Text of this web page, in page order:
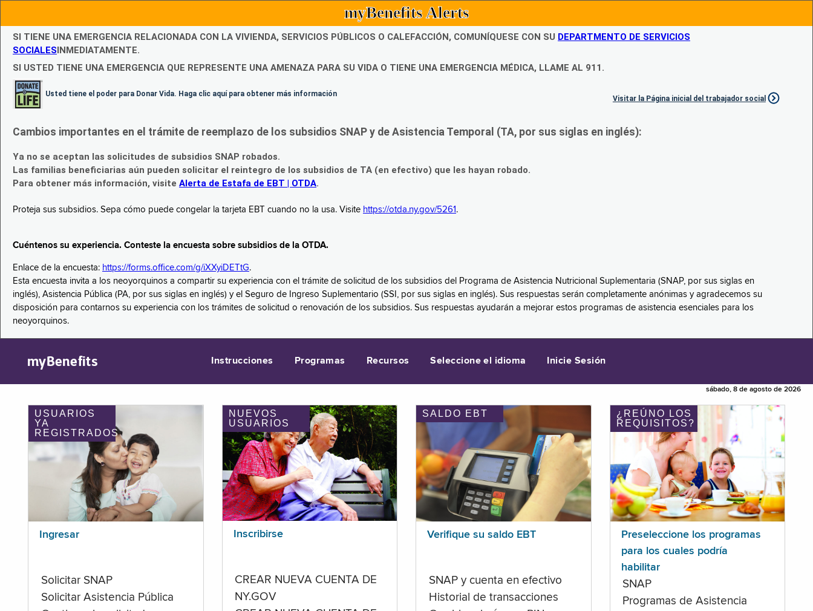
myBenefits Alerts
SI TIENE UNA EMERGENCIA RELACIONADA CON LA VIVIENDA, SERVICIOS PÚBLICOS O CALEFACCIÓN, COMUNÍQUESE CON SU DEPARTMENTO DE SERVICIOS
SOCIALESINMEDIATAMENTE.
SI USTED TIENE UNA EMERGENCIA QUE REPRESENTE UNA AMENAZA PARA SU VIDA O TIENE UNA EMERGENCIA MÉDICA, LLAME AL 911.
Usted tiene el poder para Donar Vida. Haga clic aquí para obtener más información
Visitar la Página inicial del trabajador social
Cambios importantes en el trámite de reemplazo de los subsidios SNAP y de Asistencia Temporal (TA, por sus siglas en inglés):
Ya no se aceptan las solicitudes de subsidios SNAP robados.
Las familias beneficiarias aún pueden solicitar el reintegro de los subsidios de TA (en efectivo) que les hayan robado.
Para obtener más información, visite Alerta de Estafa de EBT | OTDA.
Proteja sus subsidios. Sepa cómo puede congelar la tarjeta EBT cuando no la usa. Visite https://otda.ny.gov/5261 .
Cuéntenos su experiencia. Conteste la encuesta sobre subsidios de la OTDA.
Enlace de la encuesta: https://forms.office.com/g/iXXyiDETtG.
Esta encuesta invita a los neoyorquinos a compartir su experiencia con el trámite de solicitud de los subsidios del Programa de Asistencia Nutricional Suplementaria (SNAP, por sus siglas en
inglés), Asistencia Pública (PA, por sus siglas en inglés) y el Seguro de Ingreso Suplementario (SSI, por sus siglas en inglés). Sus respuestas serán completamente anónimas y agradecemos su
disposición para contarnos su experiencia con los trámites de solicitud o renovación de los subsidios. Sus respuestas ayudarán a mejorar estos programas de asistencia esenciales para los
neoyorquinos.
myBenefits Instrucciones Programas Recursos Seleccione el idioma Inicie Sesión
sábado, 8 de agosto de 2026
USUARIOS
YA
REGISTRADOS
Ingresar
Solicitar SNAP
Solicitar Asistencia Pública
NUEVOS
USUARIOS
Inscribirse
CREAR NUEVA CUENTA DE
NY.GOV
SALDO EBT
Verifique su saldo EBT
SNAP y cuenta en efectivo
Historial de transacciones
¿REÚNO LOS
REQUISITOS?
Preseleccione los programas
para los cuales podría
habilitar
SNAP
Programas de Asistencia